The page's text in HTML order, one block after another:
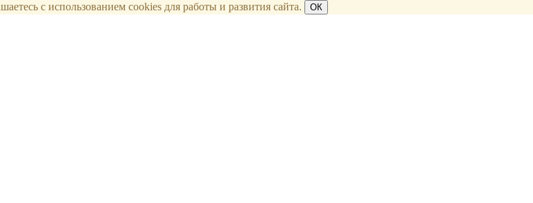
с использованием cookies для работы и развития сайта. ОК